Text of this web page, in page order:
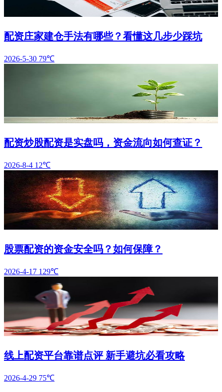
配资庄家建仓手法有哪些？看懂这几步少踩坑
2026-5-30 79℃
配资炒股配资是实盘吗，资金流向如何查证？
2026-8-4 12℃
股票配资的资金安全吗？如何保障？
2026-4-17 129℃
线上配资平台靠谱点评 新手避坑必看攻略
2026-4-29 75℃